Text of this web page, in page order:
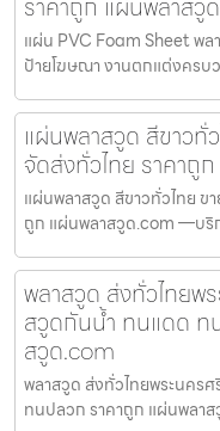
แผ่น PVC Foam Sheet พล
ป้ายโฆษณา งานตกแต่งคร
แผ่นพลาสวูด สีขาวทั่
จัดส่งทั่วไทย ราคาถู
แผ่นพลาสวูด สีขาวทั่วไทย ข
ถูก แผ่นพลาสวูด.com —บริ
พลาสวูด ส่งทั่วไทยพ
สวูดกันน้ำ ทนแดด ท
สวูด.com
พลาสวูด ส่งทั่วไทยพระนคร
ทนปลวก ราคาถูก แผ่นพลา